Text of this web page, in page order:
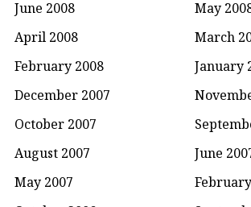
June 2008
May
April 2008
March
February 2008
January
December 2007
October 2007
August 2007
June
May 2007